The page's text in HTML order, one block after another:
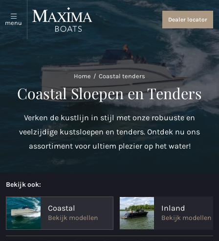
menu
Sloepen en tenders
Bekijk alles
Maxima 680 sport lounge
Maxima 700 sport
Maxima 800 sport
Maxima 840
Maxima 800 cabin
Over ons
Over ons
Dealer locator
Home / Coastal tenders
Coastal Sloepen en Tenders
Verken de kustlijn in stijl met onze robuuste en
veelzijdige kustsloepen en tenders. Ontdek nu ons
assortiment voor ultiem plezier op het water!
Bekijk ook:
Coastal
Bekijk modellen
Inland
Bekijk modellen